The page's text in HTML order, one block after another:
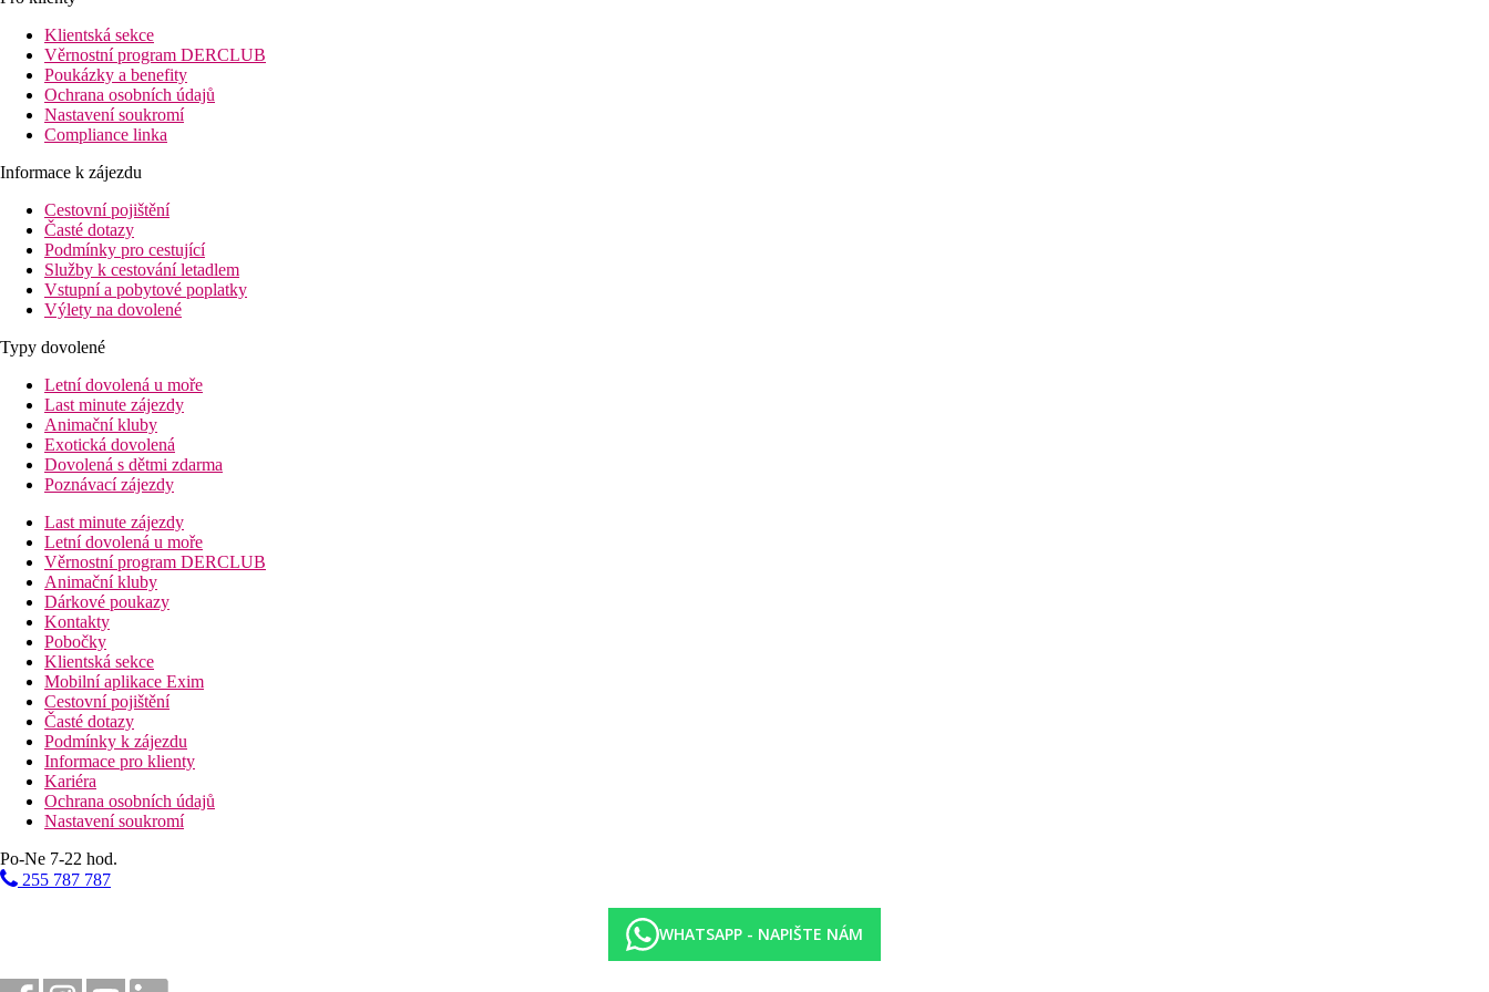
Klientská sekce
Věrnostní program DERCLUB
Poukázky a benefity
Ochrana osobních údajů
Nastavení soukromí
Compliance linka
Informace k zájezdu
Cestovní pojištění
Časté dotazy
Podmínky pro cestující
Služby k cestování letadlem
Vstupní a pobytové poplatky
Výlety na dovolené
Typy dovolené
Letní dovolená u moře
Last minute zájezdy
Animační kluby
Exotická dovolená
Dovolená s dětmi zdarma
Poznávací zájezdy
Last minute zájezdy
Letní dovolená u moře
Věrnostní program DERCLUB
Animační kluby
Dárkové poukazy
Kontakty
Pobočky
Klientská sekce
Mobilní aplikace Exim
Cestovní pojištění
Časté dotazy
Podmínky k zájezdu
Informace pro klienty
Kariéra
Ochrana osobních údajů
Nastavení soukromí
Po-Ne 7-22 hod.
255 787 787
WHATSAPP - NAPIŠTE NÁM